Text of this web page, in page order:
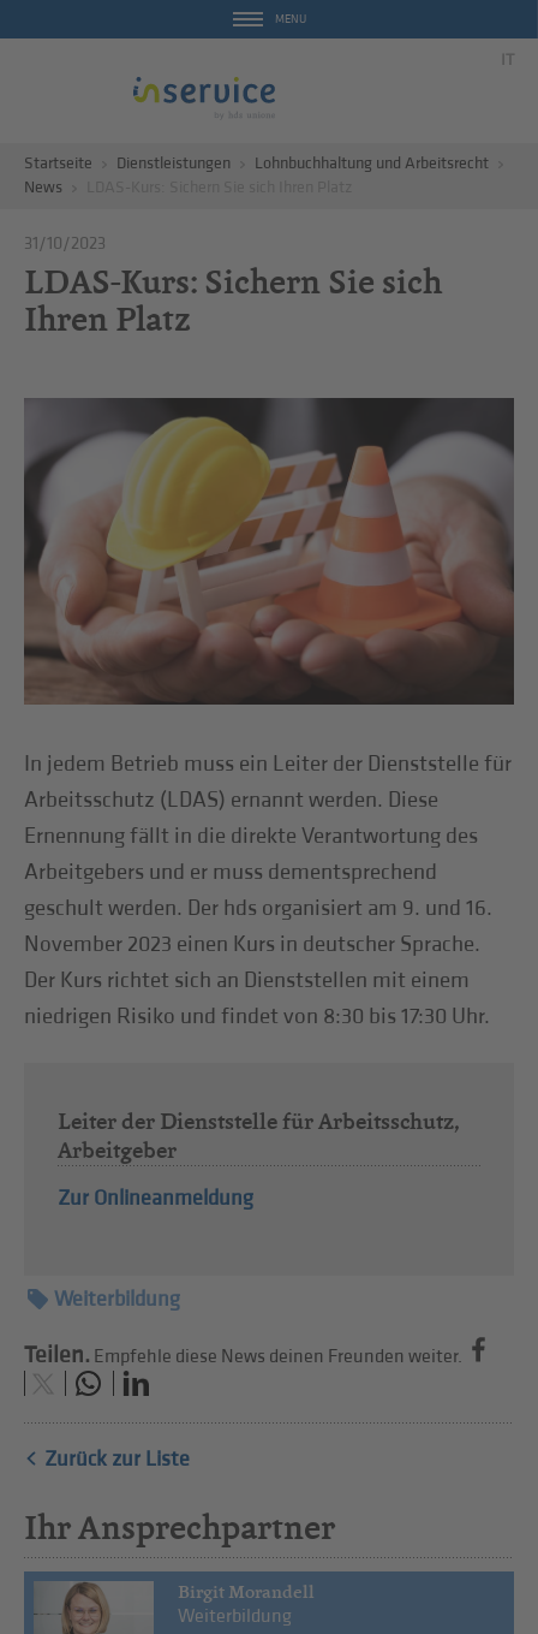
MENU
IT
Startseite Dienstleistungen
Lohnbuchhaltung und Arbeitsrecht
News
31/10/2023
LDAS-Kurs: Sichern Sie sich
Ihren Platz
In jedem Betrieb muss ein Leiter der Dienststelle für
Arbeitsschutz (LDAS) ernannt werden. Diese
Ernennung fällt in die direkte Verantwortung des
Arbeitgebers und er muss dementsprechend
geschult werden. Der hds organisiert am 9. und 16.
November 2023 einen Kurs in deutscher Sprache.
Der Kurs richtet sich an Dienststellen mit einem
niedrigen Risiko und findet von 8:30 bis 17:30 Uhr.
Leiter der Dienststelle für Arbeitsschutz,
Arbeitgeber
Zur Onlineanmeldung
Weiterbildung
Teilen. Empfehle diese News deinen Freunden weiter.
Zurück zur Liste
Ihr Ansprechpartner
Birgit Morandell
Weiterbildung